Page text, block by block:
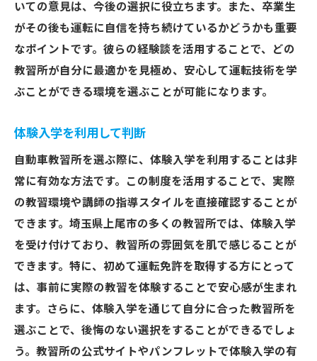
いての意見は、今後の選択に役立ちます。また、卒業生
がその後も運転に自信を持ち続けているかどうかも重要
なポイントです。彼らの経験談を活用することで、どの
教習所が自分に最適かを見極め、安心して運転技術を学
ぶことができる環境を選ぶことが可能になります。
体験入学を利用して判断
自動車教習所を選ぶ際に、体験入学を利用することは非
常に有効な方法です。この制度を活用することで、実際
の教習環境や講師の指導スタイルを直接確認することが
できます。埼玉県上尾市の多くの教習所では、体験入学
を受け付けており、教習所の雰囲気を肌で感じることが
できます。特に、初めて運転免許を取得する方にとって
は、事前に実際の教習を体験することで安心感が生まれ
ます。さらに、体験入学を通じて自分に合った教習所を
選ぶことで、後悔のない選択をすることができるでしょ
う。教習所の公式サイトやパンフレットで体験入学の有